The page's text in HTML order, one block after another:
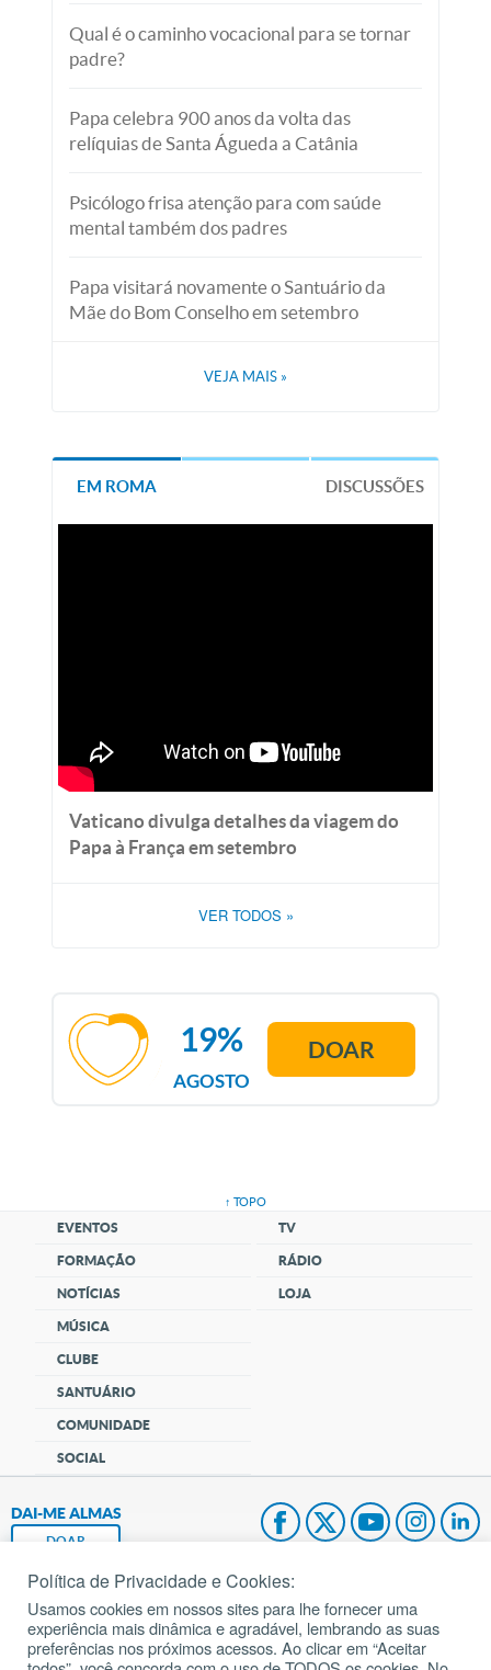
Qual é o caminho vocacional para se tornar
padre?
Papa celebra 900 anos da volta das
relíquias de Santa Águeda a Catânia
Psicólogo frisa atenção para com saúde
mental também dos padres
Papa visitará novamente o Santuário da
Mãe do Bom Conselho em setembro
VEJA MAIS »
EM ROMA DISCUSSÕES
Vaticano divulga detalhes da viagem do
Papa à França em setembro
VER TODOS »
AGOSTO
19% DOAR
↑ TOPO
EVENTOS
FORMAÇÃO
NOTÍCIAS
MÚSICA
CLUBE
SANTUÁRIO
COMUNIDADE
SOCIAL
TV
RÁDIO
LOJA
DAI-ME ALMAS
DOAR
Fundação João Paulo II
Pedido de Oração
Política de Privacidade e Cookies:
Usamos cookies em nossos sites para lhe fornecer uma
experiência mais dinâmica e agradável, lembrando as suas
preferências nos próximos acessos. Ao clicar em “Aceitar